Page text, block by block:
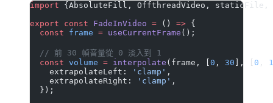
import {AbsoluteFill, OffthreadVideo, staticFile,
export const FadeInVideo = () => {
  const
frame = useCurrentFrame ();
  // 前 30 幀音量從 0 淡入到 1
  const
volume = interpolate (frame, [ 0 , 30 ], [ 0 , 1
    extrapolateLeft:
'clamp' ,
    extrapolateRight:
'clamp' ,
  });